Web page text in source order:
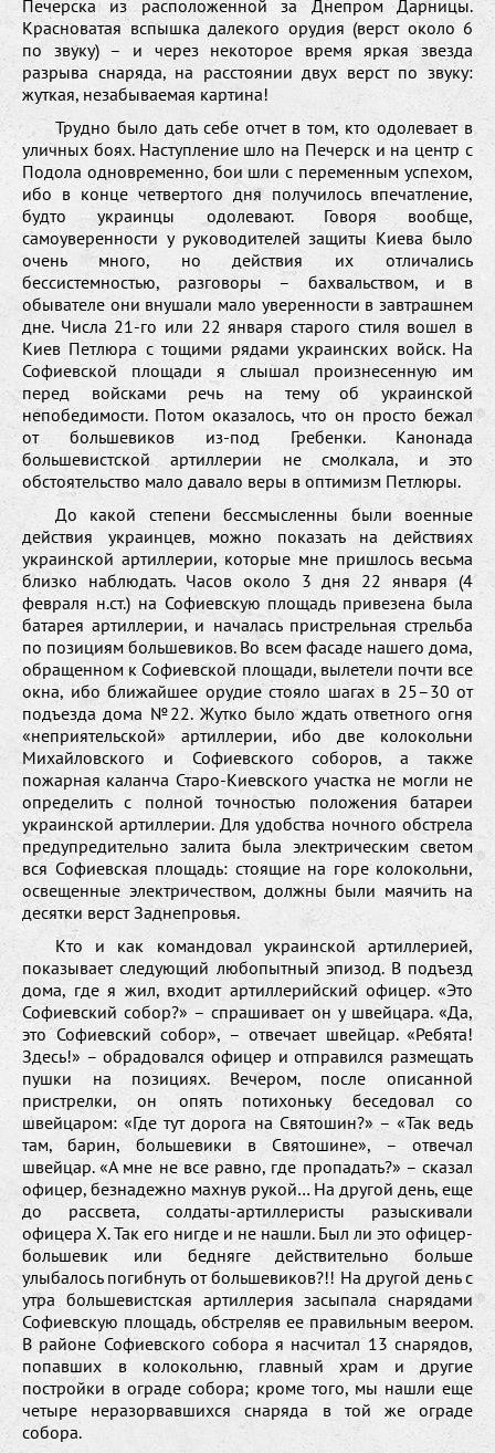
Печерска из расположенной за Днепром Дарницы.
Красноватая вспышка далекого орудия (верст около 6
по звуку) – и через некоторое время яркая звезда
разрыва снаряда, на расстоянии двух верст по звуку:
жуткая, незабываемая картина!
Трудно было дать себе отчет в том, кто одолевает в
уличных боях. Наступление шло на Печерск и на центр с
Подола одновременно, бои шли с переменным успехом,
ибо в конце четвертого дня получилось впечатление,
будто украинцы одолевают. Говоря вообще,
самоуверенности у руководителей защиты Киева было
очень много, но действия их отличались
бессистемностью, разговоры – бахвальством, и в
обывателе они внушали мало уверенности в завтрашнем
дне. Числа 21-го или 22 января старого стиля вошел в
Киев Петлюра с тощими рядами украинских войск. На
Софиевской площади я слышал произнесенную им
перед войсками речь на тему об украинской
непобедимости. Потом оказалось, что он просто бежал
от большевиков из-под Гребенки. Канонада
большевистской артиллерии не смолкала, и это
обстоятельство мало давало веры в оптимизм Петлюры.
До какой степени бессмысленны были военные
действия украинцев, можно показать на действиях
украинской артиллерии, которые мне пришлось весьма
близко наблюдать. Часов около 3 дня 22 января (4
февраля н.ст.) на Софиевскую площадь привезена была
батарея артиллерии, и началась пристрельная стрельба
по позициям большевиков. Во всем фасаде нашего дома,
обращенном к Софиевской площади, вылетели почти все
окна, ибо ближайшее орудие стояло шагах в 25–30 от
подъезда дома №22. Жутко было ждать ответного огня
«неприятельской» артиллерии, ибо две колокольни
Михайловского и Софиевского соборов, а также
пожарная каланча Старо-Киевского участка не могли не
определить с полной точностью положения батареи
украинской артиллерии. Для удобства ночного обстрела
предупредительно залита была электрическим светом
вся Софиевская площадь: стоящие на горе колокольни,
освещенные электричеством, должны были маячить на
десятки верст Заднепровья.
Кто и как командовал украинской артиллерией,
показывает следующий любопытный эпизод. В подъезд
дома, где я жил, входит артиллерийский офицер. «Это
Софиевский собор?» – спрашивает он у швейцара. «Да,
это Софиевский собор», – отвечает швейцар. «Ребята!
Здесь!» – обрадовался офицер и отправился размещать
пушки на позициях. Вечером, после описанной
пристрелки, он опять потихоньку беседовал со
швейцаром: «Где тут дорога на Святошин?» – «Так ведь
там, барин, большевики в Святошине», – отвечал
швейцар. «А мне не все равно, где пропадать?» – сказал
офицер, безнадежно махнув рукой… На другой день, еще
до рассвета, солдаты-артиллеристы разыскивали
офицера X. Так его нигде и не нашли. Был ли это офицер-
большевик или бедняге действительно больше
улыбалось погибнуть от большевиков?!! На другой день с
утра большевистская артиллерия засыпала снарядами
Софиевскую площадь, обстреляв ее правильным веером.
В районе Софиевского собора я насчитал 13 снарядов,
попавших в колокольню, главный храм и другие
постройки в ограде собора; кроме того, мы нашли еще
четыре неразорвавшихся снаряда в той же ограде
собора.